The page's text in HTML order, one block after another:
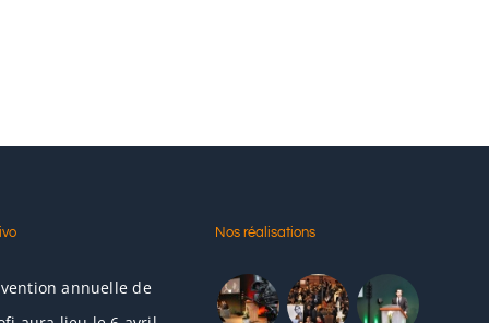
annuelle de
Nos réalisations